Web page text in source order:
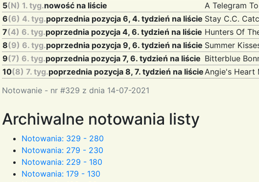
Notowanie - nr #329 z dnia 14-07-2021
5(N) 1. tyg.nowość na liście A Telegram
6(6) 4. tyg.poprzednia pozycja 6, 4. tydzień na liście Stay C.C.
7(4) 6. tyg.poprzednia pozycja 4, 6. tydzień na liście Hunters Of
8(9) 6. tyg.poprzednia pozycja 9, 6. tydzień na liście Summer
9(7) 6. tyg.poprzednia pozycja 7, 6. tydzień na liście Bitterblue
10(8) 7. tyg.poprzednia pozycja 8, 7. tydzień na liścieAngie's Heart
Archiwalne notowania listy
Notowania: 329 - 280
Notowania: 279 - 230
Notowania: 229 - 180
Notowania: 179 - 130